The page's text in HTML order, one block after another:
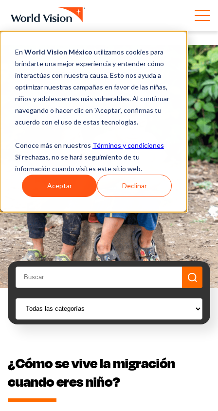
En World Vision México utilizamos cookies para
brindarte una mejor experiencia y entender cómo
interactúas con nuestra causa. Esto nos ayuda a
optimizar nuestras campañas en favor de las niñas,
niños y adolescentes más vulnerables. Al continuar
navegando o hacer clic en 'Aceptar', confirmas tu
acuerdo con el uso de estas tecnologías.
Conoce más en nuestros Términos y condiciones
Si rechazas, no se hará seguimiento de tu
información cuando visites este sitio web.
Aceptar Declinar
¿Cómo se vive la migración
cuando eres niño?